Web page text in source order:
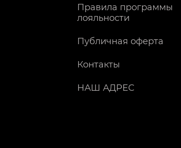
Правила программы
лояльности
Публичная оферта
Контакты
НАШ АДРЕС